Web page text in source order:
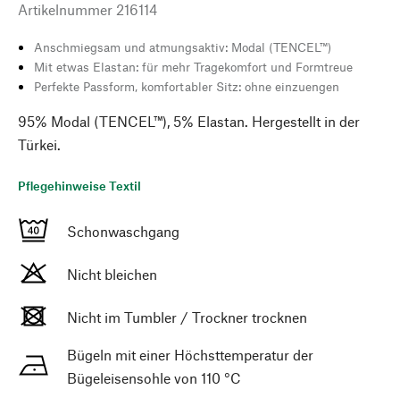
Artikelnummer 216114
Anschmiegsam und atmungsaktiv: Modal (TENCEL™)
Mit etwas Elastan: für mehr Tragekomfort und Formtreue
Perfekte Passform, komfortabler Sitz: ohne einzuengen
95% Modal (TENCEL™), 5% Elastan. Hergestellt in der
Türkei.
Pflegehinweise Textil
Schonwaschgang
Nicht bleichen
Nicht im Tumbler / Trockner trocknen
Bügeln mit einer Höchsttemperatur der
Bügeleisensohle von 110 °C